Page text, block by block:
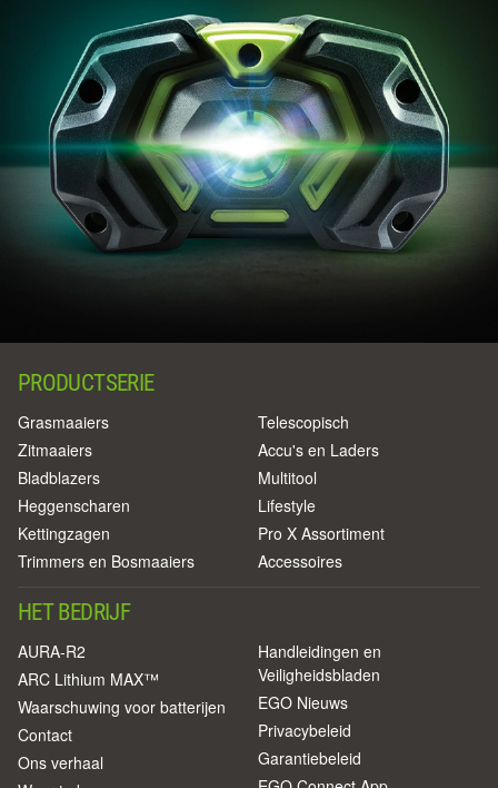
PRODUCTSERIE
Grasmaaiers
Zitmaaiers
Bladblazers
Heggenscharen
Kettingzagen
Trimmers en Bosmaaiers
Telescopisch
Accu's en Laders
Multitool
Lifestyle
Pro X Assortiment
Accessoires
HET BEDRIJF
AURA-R2
ARC Lithium MAX™
Waarschuwing voor batterijen
Contact
Ons verhaal
Handleidingen en
Veiligheidsbladen
EGO Nieuws
Privacybeleid
Garantiebeleid